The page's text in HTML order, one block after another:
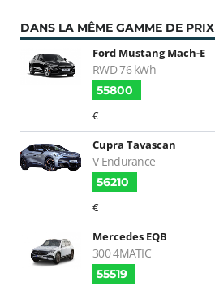
DANS LA MÊME GAMME DE PRIX
Ford Mustang Mach-E
RWD 76 kWh
55800
€
Cupra Tavascan
V Endurance
56210
€
Mercedes EQB
300 4MATIC
55519